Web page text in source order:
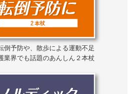
倒予防や、散歩による運動不足
業界でも話題のあんしん２本杖